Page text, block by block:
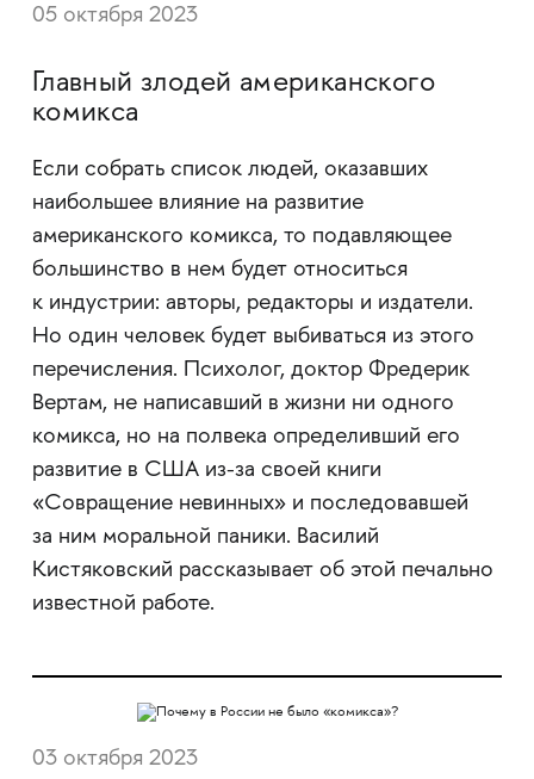
05 октября 2023
Главный злодей американского
комикса
Если собрать список людей, оказавших
наибольшее влияние на развитие
американского комикса, то подавляющее
большинство в нем будет относиться
к индустрии: авторы, редакторы и издатели.
Но один человек будет выбиваться из этого
перечисления. Психолог, доктор Фредерик
Вертам, не написавший в жизни ни одного
комикса, но на полвека определивший его
развитие в США из-за своей книги
«Совращение невинных» и последовавшей
за ним моральной паники. Василий
Кистяковский рассказывает об этой печально
известной работе.
03 октября 2023